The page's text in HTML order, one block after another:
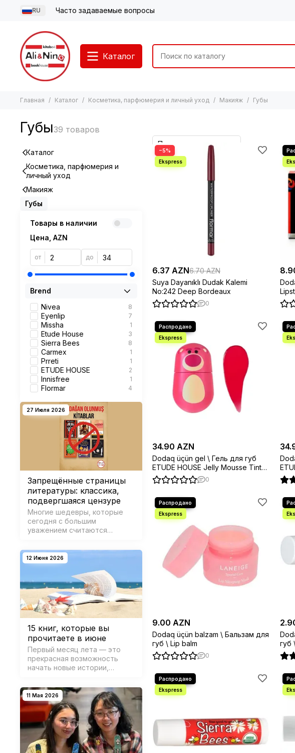
RU Часто задаваемые вопросы
Каталог
Главная Каталог Косметика, парфюмерия и личный уход Макияж Губы
Губы
−5%
6.37 AZN6.70 AZN
Suya Dayanıklı Dudak Kalemi
No:242 Deep Bordeaux
0
34.90 AZN
Dodaq üçün gel \ Гель для губ
ETUDE HOUSE Jelly Mousse Tint
3,3g Strawberry Pink
0
9.00 AZN
Dodaq üçün balzam \ Бальзам для
губ \ Lip balm
0
губ \
Каталог
Косметика, парфюмерия и
личный уход
Макияж
Губы
Товары в наличии
Цена, AZN
от до
Brend
Nivea
8
Eyenlip 7
Missha 1
Etude House 3
Sierra Bees 8
Carmex 1
Prreti 1
ETUDE HOUSE 2
Innisfree 1
Flormar 4
27 Июля 2026
Запрещённые страницы
литературы: классика,
подвергшаяся цензуре
Многие шедевры, которые
сегодня с большим
уважением считаются
когда-то были одним из
главных страхов для
режимов, учреждений и
властей. Представляем 10
запрещённых книг, которые,
несмотря на цензурные
барьер…
12 Июня 2026
15 книг, которые вы
прочитаете в июне
Первый месяц лета — это
прекрасная возможность
начать новые истории,
подарить себе
незабываемые моменты,
наполненные книгами.
Подобранные нами 15 книг на
июнь перенесут вас из Каира
…
11 Мая 2026